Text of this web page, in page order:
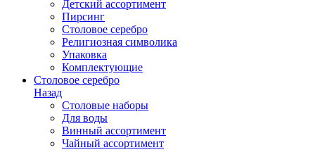
Детский ассортимент
Пирсинг
Столовое серебро
Религиозная символика
Упаковка
Комплектующие
Столовое серебро
Назад
Столовые наборы
Для воды
Винный ассортимент
Чайный ассортимент